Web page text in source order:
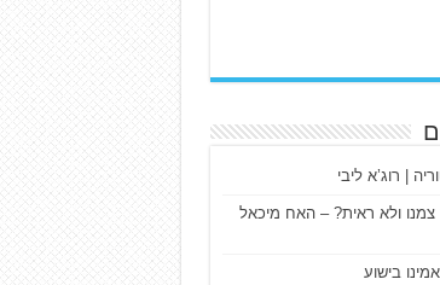
| רוג’א ליבי
1-6 – למה צמנו ולא ראית? – האח מיכאל
בישוע